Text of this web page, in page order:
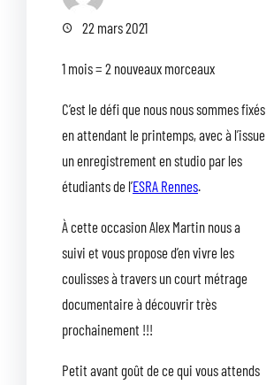
22 mars 2021
1 mois = 2 nouveaux morceaux
C’est le défi que nous nous sommes fixés
en attendant le printemps, avec à l’issue
un enregistrement en studio par les
étudiants de l’ESRA Rennes.
À cette occasion Alex Martin nous a
suivi et vous propose d’en vivre les
coulisses à travers un court métrage
documentaire à découvrir très
prochainement !!!
Petit avant goût de ce qui vous attends